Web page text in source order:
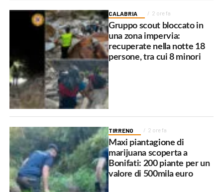
CALABRIA 2 ore fa
Gruppo scout bloccato in
una zona impervia:
recuperate nella notte 18
persone, tra cui 8 minori
TIRRENO 2 ore fa
Maxi piantagione di
marijuana scoperta a
Bonifati: 200 piante per un
valore di 500mila euro